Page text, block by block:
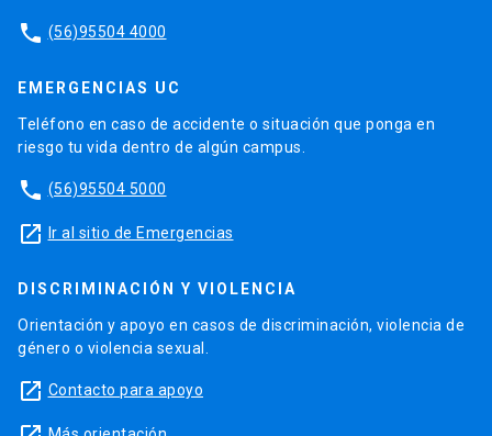
phone (56)95504 4000
EMERGENCIAS UC
Teléfono en caso de accidente o situación que ponga en
riesgo tu vida dentro de algún campus.
phone (56)95504 5000
launch Ir al sitio de Emergencias
DISCRIMINACIÓN Y VIOLENCIA
Orientación y apoyo en casos de discriminación, violencia de
género o violencia sexual.
launch Contacto para apoyo